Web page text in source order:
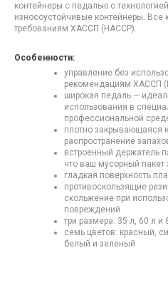
контейнеры с педалью с
износоустойчивые контейнеры. Все
требованиям ХАССП (HACCP).
Особенности:
управление без
рекомендациям ХАССП
широкая педаль —
использования в
профессиональной
плотно закрывающаяся
распространение
встроенный держатель
что ваш мусорный пакет
гладкая поверхность
противоскользящие
скольжение при
повреждений
три размера: 35 л, 60 л и
семь цветов: красный,
белый и зеленый